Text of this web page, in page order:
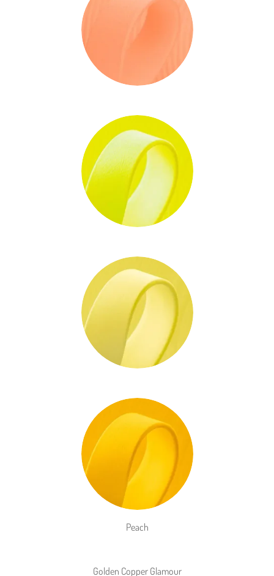
Peach
Golden Copper Glamour